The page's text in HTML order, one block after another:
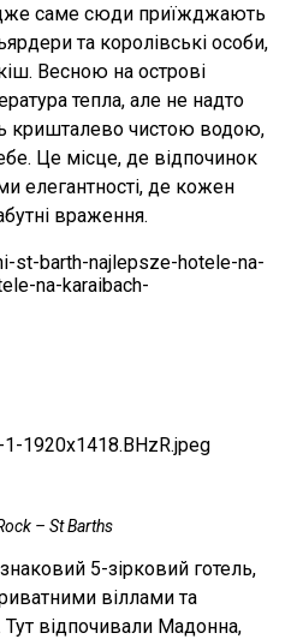
саме сюди приїжджають
та королівські особи,
Весною на острові
тепла, але не надто
кришталево чистою водою,
Це місце, де відпочинок
елегантності, де кожен
враження.
– St Barths
5-зірковий готель,
віллами та
відпочивали Мадонна,